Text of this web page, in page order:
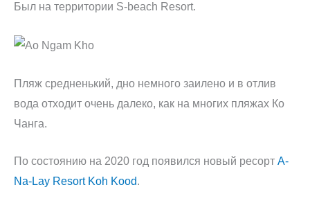
Был на территории S-beach Resort.
Пляж средненький, дно немного заилено и в отлив
вода отходит очень далеко, как на многих пляжах Ко
Чанга.
По состоянию на 2020 год появился новый ресорт A-
Na-Lay Resort Koh Kood.